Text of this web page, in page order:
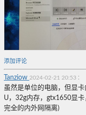
添加评论
Tanziow 2024-02-21 20:53 :
虽然是单位的电脑，但显
U，32g内存，gtx1650显
完全的内外网隔离)